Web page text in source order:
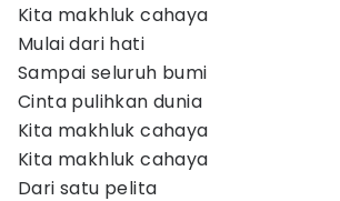
Kita makhluk cahaya
Mulai dari hati
Sampai seluruh bumi
Cinta pulihkan dunia
Kita makhluk cahaya
Kita makhluk cahaya
Dari satu pelita